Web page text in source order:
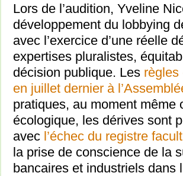
Lors de l’audition, Yveline
développement du lobbying
avec l’exercice d’une réelle
expertises pluralistes,
décision publique. Les règles
en juillet dernier à
pratiques, au moment même
écologique, les dérives sont
avec l’échec du registre
la prise de conscience de la
bancaires et industriels dans